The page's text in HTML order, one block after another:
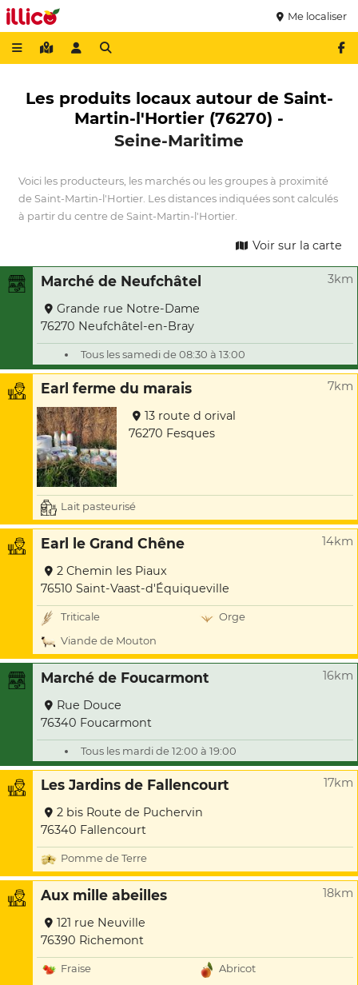
Me localiser
Les produits locaux autour de Saint-
Martin-l'Hortier (76270) -
Seine-Maritime
Voici les producteurs, les marchés ou les groupes à proximité
de Saint-Martin-l'Hortier. Les distances indiquées sont calculés
à partir du centre de Saint-Martin-l'Hortier.
Voir sur la carte
Marché de Neufchâtel 3km
Grande rue Notre-Dame
76270 Neufchâtel-en-Bray
Tous les samedi de 08:30 à 13:00
Earl ferme du marais 7km
13 route d orival
76270 Fesques
Lait pasteurisé
Earl le Grand Chêne 14km
2 Chemin les Piaux
76510 Saint-Vaast-d'Équiqueville
Triticale
Orge
Viande de Mouton
Marché de Foucarmont 16km
Rue Douce
76340 Foucarmont
Tous les mardi de 12:00 à 19:00
Les Jardins de Fallencourt 17km
2 bis Route de Puchervin
76340 Fallencourt
Pomme de Terre
Aux mille abeilles 18km
121 rue Neuville
76390 Richemont
Fraise
Abricot